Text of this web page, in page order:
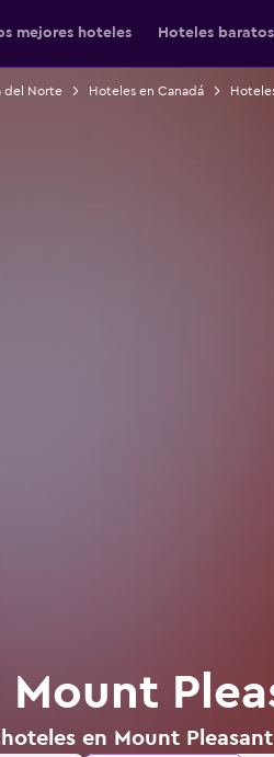
mejores hoteles Hoteles baratos
del Norte Hoteles en Canadá
Mount
en Mount